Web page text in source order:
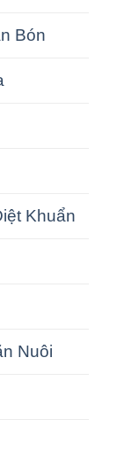
Bón
Khuẩn
Nuôi